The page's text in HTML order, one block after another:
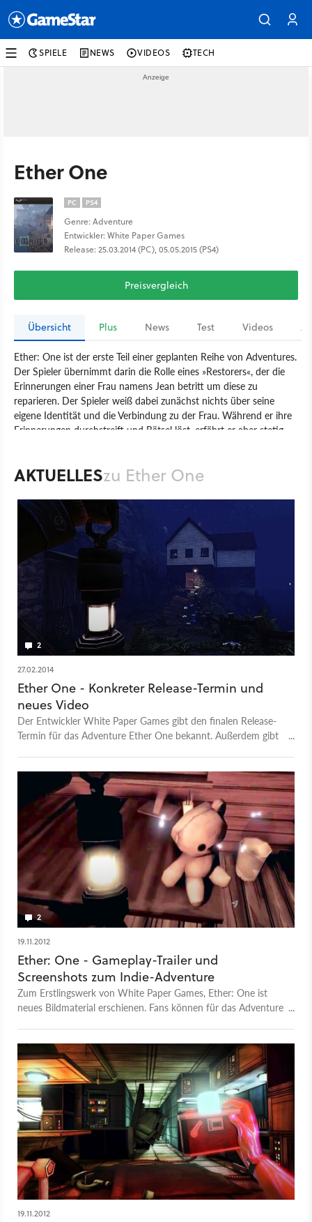
SPIELE NEWS VIDEOS TECH
Ether One
PC PS4
Genre: Adventure
Entwickler: White Paper Games
Release: 25.03.2014 (PC), 05.05.2015 (PS4)
Preisvergleich
Übersicht Plus News Test Videos
Ether: One ist der erste Teil einer geplanten Reihe von Adventures.
Der Spieler übernimmt darin die Rolle eines »Restorers«, der die
Erinnerungen einer Frau namens Jean betritt um diese zu
reparieren. Der Spieler weiß dabei zunächst nichts über seine
eigene Identität und die Verbindung zu der Frau. Während er ihre
Erinnerungen durchstreift und Rätsel löst, erfährt er aber stetig
Spiel PC PlayStation 4 PlayStation
Adventure
White Paper Games
Ether One
AKTUELLESzu Ether One
2
27.02.2014
Ether One - Konkreter Release-Termin und
neues Video
Der Entwickler White Paper Games gibt den finalen Release-
Termin für das Adventure Ether One bekannt. Außerdem gibt
2
19.11.2012
Ether: One - Gameplay-Trailer und
Screenshots zum Indie-Adventure
Zum Erstlingswerk von White Paper Games, Ether: One ist
neues Bildmaterial erschienen. Fans können für das Adventure
19.11.2012